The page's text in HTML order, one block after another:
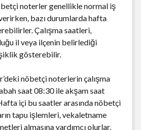
noterler genellikle normal iş
bazı durumlarda hafta
Çalışma saatleri,
il veya ilçenin belirlediği
gösterebilir.
nöbetçi noterlerin çalışma
saat 08:30 ile akşam saat
içi bu saatler arasında nöbetçi
tapu işlemleri, vekaletname
almasına yardımcı olurlar.